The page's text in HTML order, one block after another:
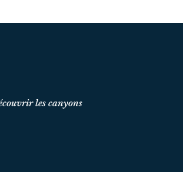
les canyons